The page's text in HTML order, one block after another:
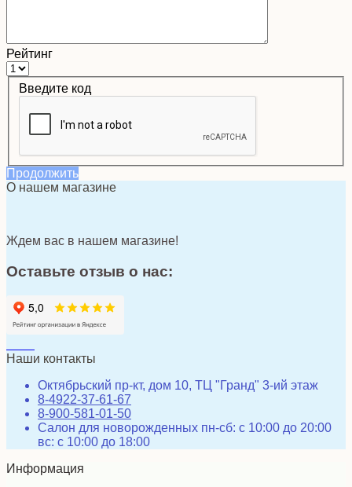
Рейтинг
Введите код
Продолжить
О нашем магазине
Ждем вас в нашем магазине!
Оставьте отзыв о нас:
Наши контакты
Октябрьский пр-кт, дом 10, ТЦ "Гранд" 3-ий этаж
8-4922-37-61-67
8-900-581-01-50
Салон для новорожденных пн-сб: с 10:00 до 20:00
вс: с 10:00 до 18:00
Информация